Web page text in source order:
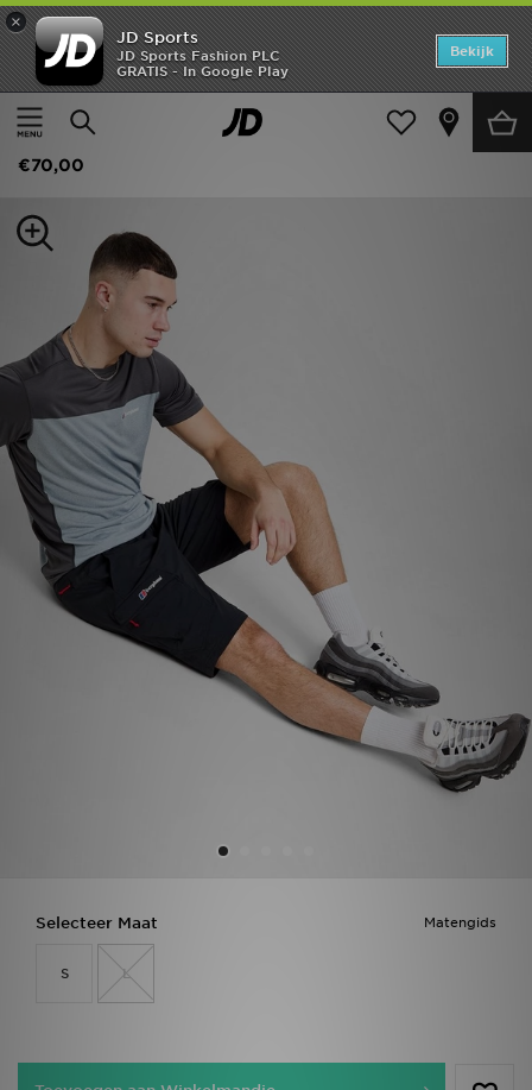
×
JD Sports
JD Sports Fashion PLC
GRATIS - In Google Play
Bekijk
Thuis
Heren Herenkleding Shorts
Berghaus Theran Cargo Shorts
€70,00
Matengids
Selecteer Maat
S L
Home
Offers
Dames
Collecties
Voetbal
Sports
Merken
Vind een winkel
Bestelling traceren